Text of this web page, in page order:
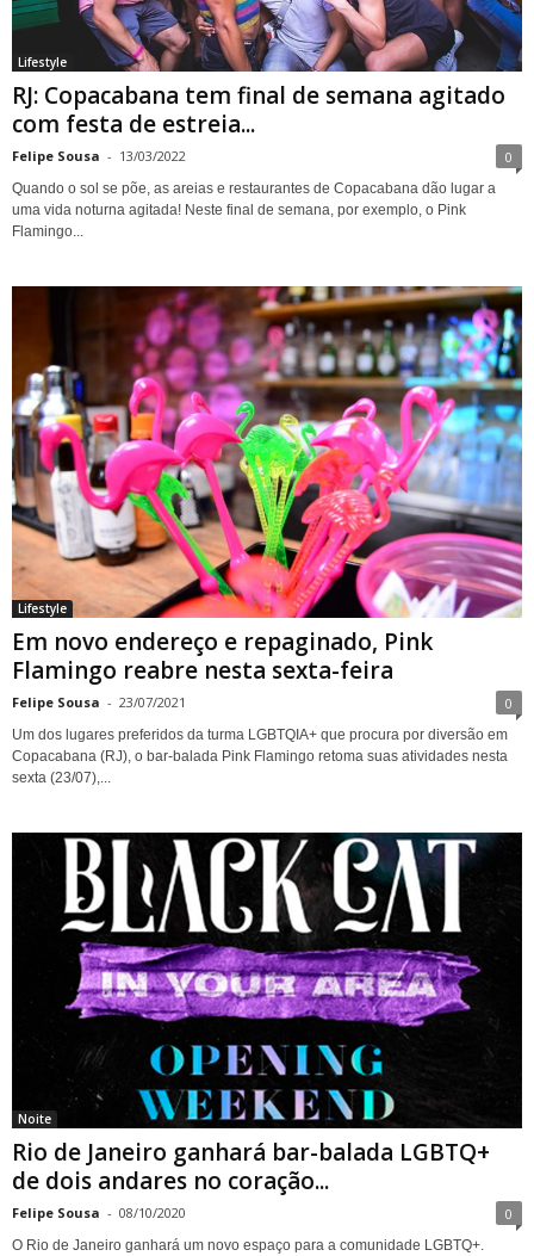
Lifestyle
RJ: Copacabana tem final de semana agitado
com festa de estreia...
Felipe Sousa - 13/03/2022 0
Quando o sol se põe, as areias e restaurantes de Copacabana dão lugar a
uma vida noturna agitada! Neste final de semana, por exemplo, o Pink
Flamingo...
Lifestyle
Em novo endereço e repaginado, Pink
Flamingo reabre nesta sexta-feira
Felipe Sousa - 23/07/2021 0
Um dos lugares preferidos da turma LGBTQIA+ que procura por diversão em
Copacabana (RJ), o bar-balada Pink Flamingo retoma suas atividades nesta
sexta (23/07),...
Noite
Rio de Janeiro ganhará bar-balada LGBTQ+
de dois andares no coração...
Felipe Sousa - 08/10/2020 0
O Rio de Janeiro ganhará um novo espaço para a comunidade LGBTQ+.